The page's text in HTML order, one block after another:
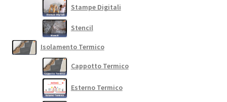
Stampe Digitali
Stencil
Isolamento Termico
Cappotto Termico
Esterno Termico